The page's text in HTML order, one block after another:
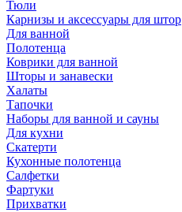
Тюли
Карнизы и аксессуары для штор
Для ванной
Полотенца
Коврики для ванной
Шторы и занавески
Халаты
Тапочки
Наборы для ванной и сауны
Для кухни
Скатерти
Кухонные полотенца
Салфетки
Фартуки
Прихватки